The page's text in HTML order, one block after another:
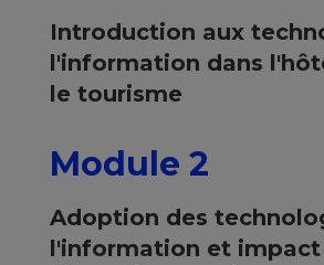
Introduction aux
l'information dans
le tourisme
Module 2
Adoption des
l'information et impact